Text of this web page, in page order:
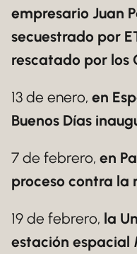
empresario Juan
secuestrado por
rescatado por los
13 de enero, en
Buenos Días
7 de febrero, en
proceso contra la
19 de febrero, la
estación espacial